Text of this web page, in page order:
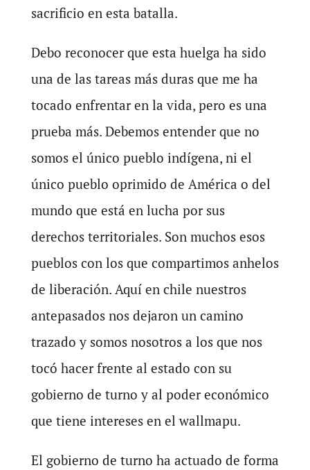
sacrificio en esta batalla.
Debo reconocer que esta huelga ha sido
una de las tareas más duras que me ha
tocado enfrentar en la vida, pero es una
prueba más. Debemos entender que no
somos el único pueblo indígena, ni el
único pueblo oprimido de América o del
mundo que está en lucha por sus
derechos territoriales. Son muchos esos
pueblos con los que compartimos anhelos
de liberación. Aquí en chile nuestros
antepasados nos dejaron un camino
trazado y somos nosotros a los que nos
tocó hacer frente al estado con su
gobierno de turno y al poder económico
que tiene intereses en el wallmapu.
El gobierno de turno ha actuado de forma